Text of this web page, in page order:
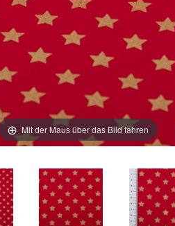
Mit der Maus über das Bild fahren